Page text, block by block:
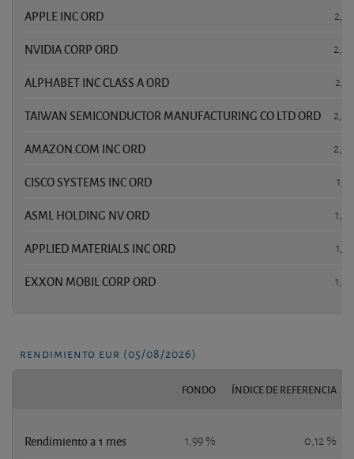
APPLE INC ORD
NVIDIA CORP ORD
ALPHABET INC CLASS A ORD
TAIWAN SEMICONDUCTOR MANUFACTURING CO LTD ORD
AMAZON.COM INC ORD
CISCO SYSTEMS INC ORD
ASML HOLDING NV ORD
APPLIED MATERIALS INC ORD
EXXON MOBIL CORP ORD
rendimiento eur (05/08/2026)
FONDO ÍNDICE DE REFERENCIA
Rendimiento a 1 mes 1,99 % 0,12 %